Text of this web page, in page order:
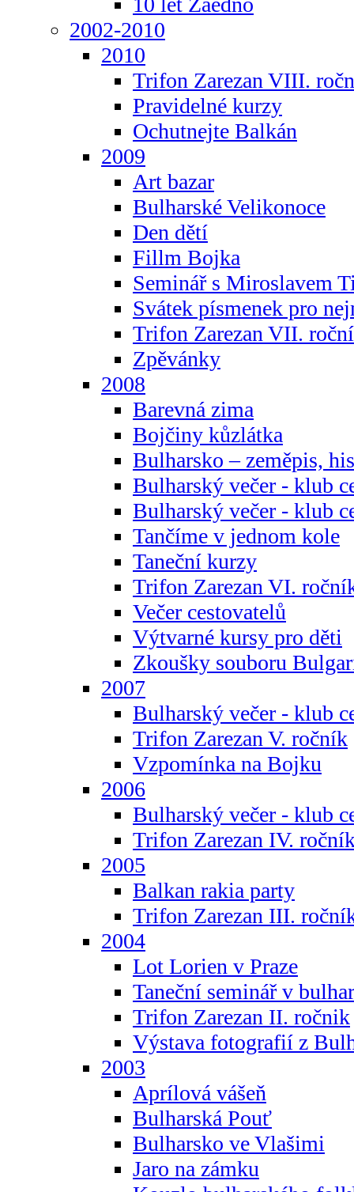
2002-2010
2010
Trifon Zarezan VIII.
Pravidelné kurzy
Ochutnejte Balkán
2009
Art bazar
Bulharské Velikonoce
Den dětí
Fillm Bojka
Seminář s Miroslavem
Svátek písmenek pro
Trifon Zarezan VII.
Zpěvánky
2008
Barevná zima
Bojčiny kůzlátka
Bulharsko – zeměpis,
Bulharský večer - klub
Bulharský večer - klub
Tančíme v jednom kole
Taneční kurzy
Trifon Zarezan VI.
Večer cestovatelů
Výtvarné kursy pro děti
Zkoušky souboru
2007
Bulharský večer - klub
Trifon Zarezan V. ročník
Vzpomínka na Bojku
2006
Bulharský večer - klub
Trifon Zarezan IV.
2005
Balkan rakia party
Trifon Zarezan III.
2004
Lot Lorien v Praze
Taneční seminář v
Trifon Zarezan II. ročnik
Výstava fotografií z
2003
Aprílová vášeň
Bulharská Pouť
Bulharsko ve Vlašimi
Jaro na zámku